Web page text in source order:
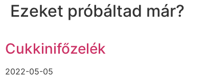
Ezeket próbáltad már?
Cukkinifőzelék
2022-05-05